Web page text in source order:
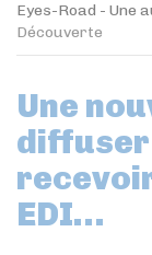
Eyes-Road - Une
Découverte
Une
diffuser
EDI…